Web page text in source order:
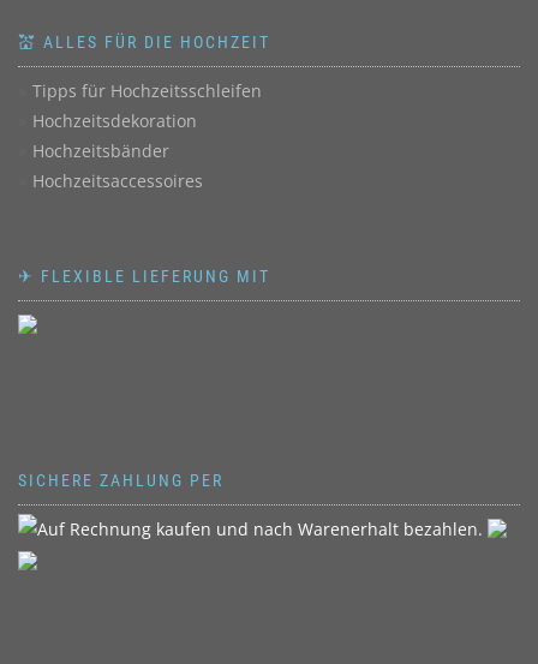
💒 ALLES FÜR DIE HOCHZEIT
Tipps für Hochzeitsschleifen
Hochzeitsdekoration
Hochzeitsbänder
Hochzeitsaccessoires
✈ FLEXIBLE LIEFERUNG MIT
SICHERE ZAHLUNG PER